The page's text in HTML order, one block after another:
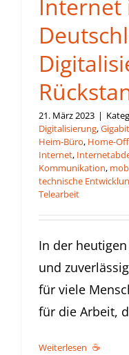
Internet
21. März 2023 |
Digitalisierung,
Heim-Büro, Home-
Internet,
Kommunikation,
technische
Telearbeit
In der
und
für viele
für die Arbeit,
Weiterlesen